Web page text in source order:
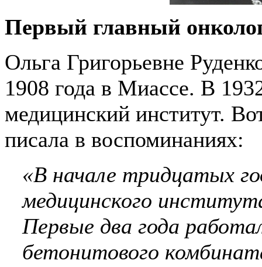
Первый главный
Ольга Григорьевне
1908 года в Миассе. В
медицинский институт.
писала в воспоминаниях:
«В начале тридцатых
медицинского
Первые два года
бетонитового